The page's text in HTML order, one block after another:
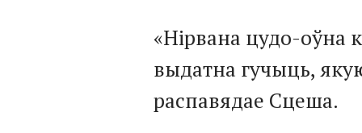
«Нірвана цудо-оўна
выдатна гучыць,
распавядае Сцеша.